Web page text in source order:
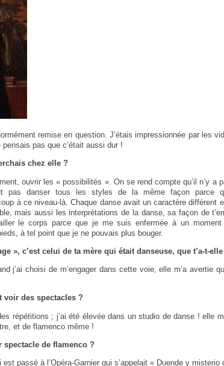
remise en question. J’étais impressionnée par les
pas que c’était aussi dur !
chez elle ?
ouvrir les « possibilités ». On se rend compte qu’il n’y a
pas danser tous les styles de la même façon parce
à ce niveau-là. Chaque danse avait un caractère différent
mais aussi les interprétations de la danse, sa façon de
le corps parce que je me suis enfermée à un moment
à tel point que je ne pouvais plus bouger.
», c’est celui de ta mère qui était danseuse, que t’a-t-
j’ai choisi de m’engager dans cette voie, elle m’a avertie
voir des spectacles ?
répétitions ; j’ai été élevée dans un studio de danse ! elle
et de flamenco même !
spectacle de flamenco ?
passé à l’Opéra-Garnier qui s’appelait « Duende y